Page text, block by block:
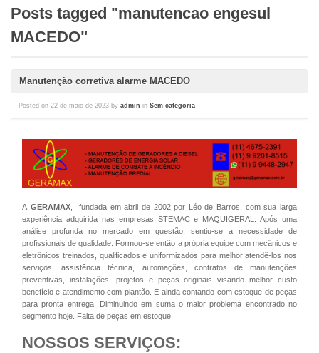
Posts tagged "manutencao engesul
MACEDO"
Manutenção corretiva alarme MACEDO
Posted on 22 de maio de 2023 by admin in Sem categoria
A GERAMAX, fundada em abril de 2002 por Léo de Barros, com sua larga
experiência adquirida nas empresas STEMAC e MAQUIGERAL. Após uma
análise profunda no mercado em questão, sentiu-se a necessidade de
profissionais de qualidade. Formou-se então a própria equipe com mecânicos e
eletrônicos treinados, qualificados e uniformizados para melhor atendê-los nos
serviços: assistência técnica, automações, contratos de manutenções
preventivas, instalações, projetos e peças originais visando melhor custo
benefício e atendimento com plantão. E ainda contando com estoque de peças
para pronta entrega. Diminuindo em suma o maior problema encontrado no
segmento hoje. Falta de peças em estoque.
NOSSOS SERVIÇOS: